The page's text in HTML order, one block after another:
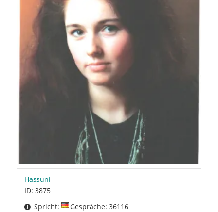
Hassuni
ID: 3875
Spricht:
Gespräche: 36116